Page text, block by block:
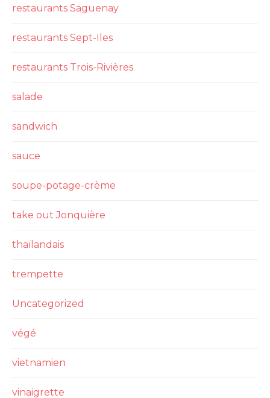
restaurants Saguenay
restaurants Sept-Iles
restaurants Trois-Rivières
salade
sandwich
sauce
soupe-potage-crème
take out Jonquière
thaïlandais
trempette
Uncategorized
végé
vietnamien
vinaigrette